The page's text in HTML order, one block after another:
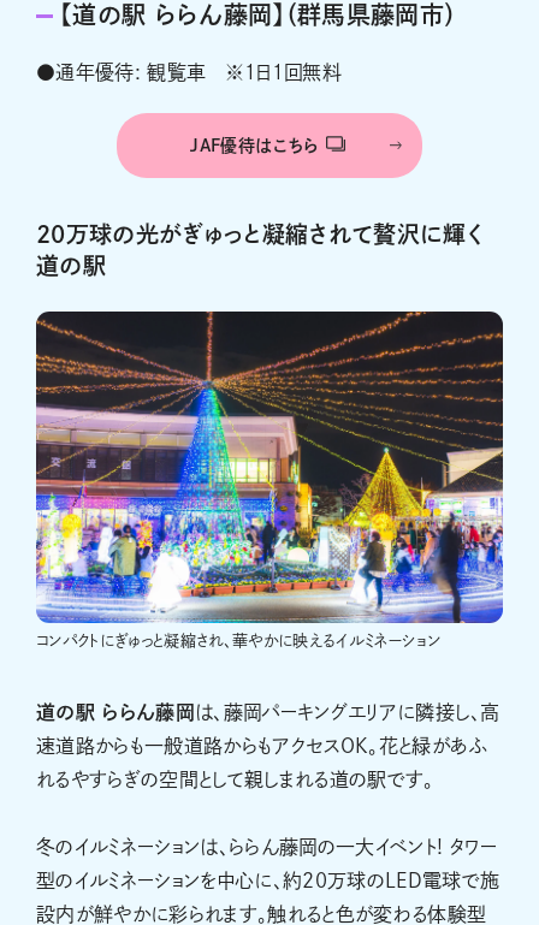
【道の駅 ららん藤岡】（群馬県藤岡市）
●通年優待: 観覧車 ※１日１回無料
JAF優待はこちら
20万球の光がぎゅっと凝縮されて贅沢に輝く
道の駅
コンパクトにぎゅっと凝縮され、華やかに映えるイルミネーション
道の駅 ららん藤岡 は、藤岡パーキングエリアに隣接し、高
速道路からも一般道路からもアクセスOK。花と緑があふ
れるやすらぎの空間として親しまれる道の駅です。
冬のイルミネーションは、ららん藤岡の一大イベント! タワー
型のイルミネーションを中心に、約20万球のLED電球で施
設内が鮮やかに彩られます。触れると色が変わる体験型